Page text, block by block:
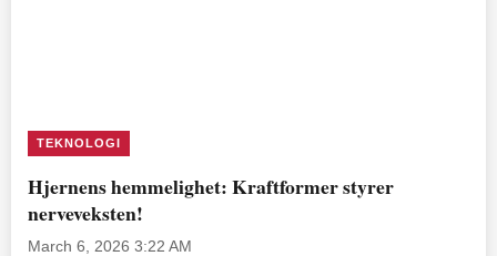
TEKNOLOGI
Hjernens hemmelighet: Kraftformer styrer
nerveveksten!
March 6, 2026 3:22 AM